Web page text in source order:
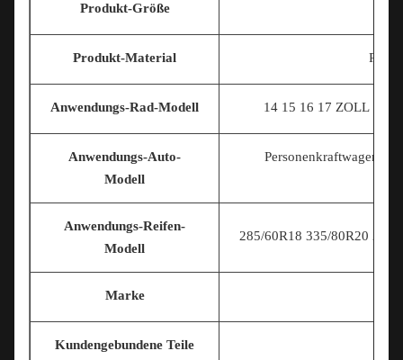
Produkt-Größe
Produkt-Material
Anwendungs-Rad-Modell 14 15 16 17 ZOLL
Anwendungs-Auto-
Modell
Personenkraftwagen/
Anwendungs-Reifen-
Modell
285/60R18 335/80R20
Marke
Kundengebundene Teile